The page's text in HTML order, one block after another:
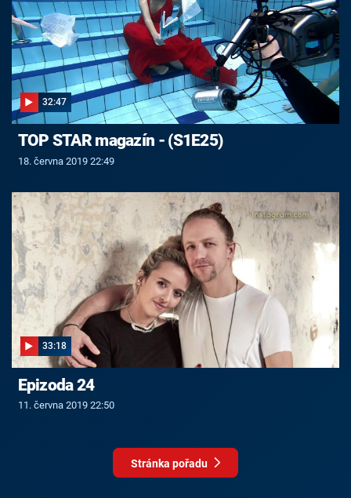
32:47
TOP STAR magazín - (S1E25)
18. června 2019 22:49
33:18
Epizoda 24
11. června 2019 22:50
Stránka pořadu